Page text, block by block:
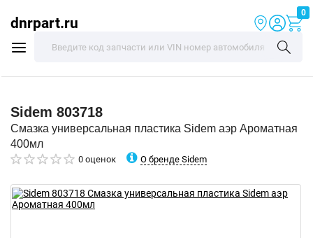
dnrpart.ru
0
Sidem 803718
Смазка универсальная пластика Sidem аэр Ароматная
400мл
0 оценок О бренде Sidem